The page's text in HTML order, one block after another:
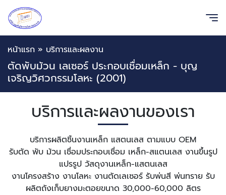
หน้าแรก » บริการและผลงาน
ตัดพับม้วน เลเซอร์ ประกอบเชื่อมเหล็ก - บุญ
เจริญวิศวกรรมโลหะ (2001)
บริการและผลงานของเรา
บริการผลิตชิ้นงานเหล็ก แสตนเลส ตามแบบ OEM
รับตัด พับ ม้วน เชื่อมประกอบเชื่อม เหล็ก-สแตนเลส งานขึ้นรูป
แปรรูป วัสดุงานเหล็ก-แสตนเลส
งานโครงสร้าง งานโลหะ งานตัดเลเซอร์ รับพ่นสี พ่นทราย รับ
ผลิตถังเก็บยางมะตอยขนาด 30,000-60,000 ลิตร